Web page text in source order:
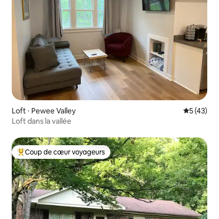
Loft ⋅ Pewee Valley
5 (43)
Loft dans la vallée
Coups de cœur voyageurs les plus appréciés
Coup de cœur voyageurs